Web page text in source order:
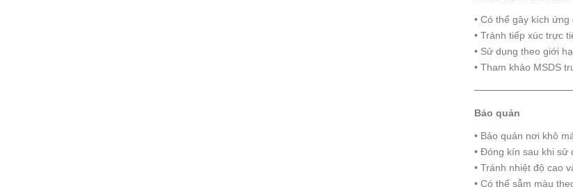
• Có thể gây kích ứng
• Tránh tiếp xúc trực
• Sử dụng theo giới
• Tham khảo MSDS
Bảo quản
• Bảo quản nơi khô
• Đóng kín sau khi sử
• Tránh nhiệt độ cao
• Có thể sẫm màu